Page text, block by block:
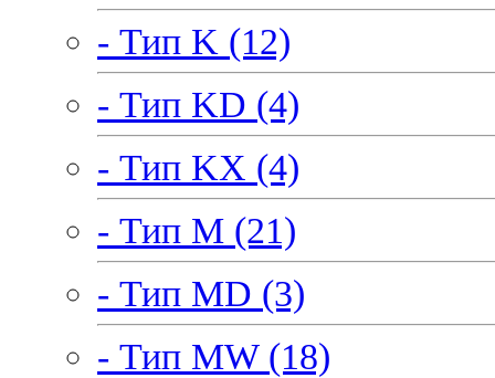
- Тип K (12)
- Тип KD (4)
- Тип KX (4)
- Тип M (21)
- Тип MD (3)
- Тип MW (18)